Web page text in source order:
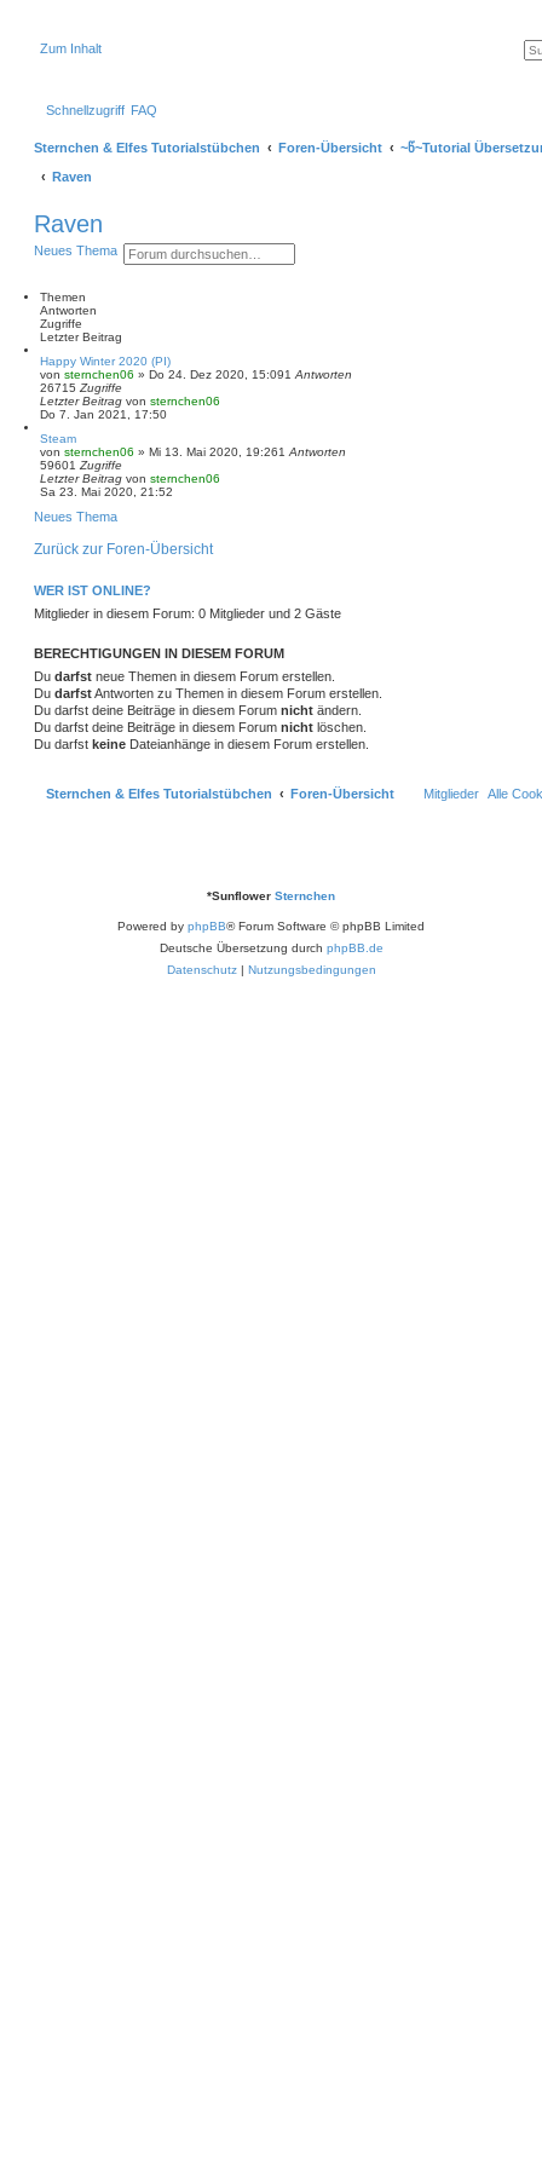
Zum Inhalt
Schnellzugriff FAQ
Sternchen & Elfes Tutorialstübchen Foren-Übersicht
~წ~Tutorial
Raven
Raven
Neues Thema S
u
E
r
t
e
u
c
e
Themen
Antworten
Zugriffe
Letzter Beitrag
Happy Winter 2020 (PI)
von sternchen06 » Do 24. Dez 2020, 15:091 Antworten
26715 Zugriffe
Letzter Beitrag von sternchen06
Do 7. Jan 2021, 17:50
Steam
von sternchen06 » Mi 13. Mai 2020, 19:261 Antworten
59601 Zugriffe
Letzter Beitrag von sternchen06
Sa 23. Mai 2020, 21:52
Neues Thema
Zurück zur Foren-Übersicht
WER IST ONLINE?
Mitglieder in diesem Forum: 0 Mitglieder und 2 Gäste
BERECHTIGUNGEN IN DIESEM FORUM
Du darfst neue Themen in diesem Forum erstellen.
Du darfstAntworten zu Themen in diesem Forum erstellen.
Du darfst deine Beiträge in diesem Forum nicht ändern.
Du darfst deine Beiträge in diesem Forum nicht löschen.
Du darfst keine Dateianhänge in diesem Forum erstellen.
Sternchen & Elfes Tutorialstübchen Foren-Übersicht Alle
Mitglieder
*Sunflower Sternchen
Powered by phpBB® Forum Software © phpBB Limited
Deutsche Übersetzung durch phpBB.de
Datenschutz | Nutzungsbedingungen